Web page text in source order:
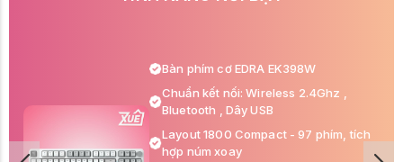
Bàn phím cơ EDRA EK398W
Chuẩn kết nối: Wireless 2.4Ghz ,
Bluetooth , Dây USB
Layout 1800 Compact - 97 phím, tích
hợp núm xoay